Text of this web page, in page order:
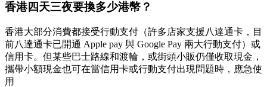
香港四天三夜要換多少港幣？
香港大部分消費都接受行動支付（許多店家支援八達通卡，目
前八達通卡已開通 Apple pay 與 Google Pay 兩大行動支付）或
信用卡。但某些巴士路線和渡輪，或街頭小販仍僅收取現金，
攜帶小額現金也可在當信用卡或行動支付出現問題時，應急使
用